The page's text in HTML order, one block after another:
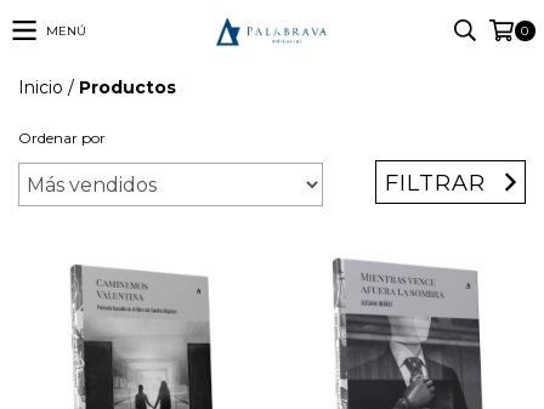
MENÚ 0
Inicio / Productos
Ordenar por
FILTRAR